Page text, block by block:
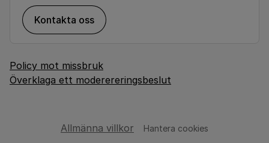
Kontakta oss
Policy mot missbruk
Överklaga ett moderereringsbeslut
Allmänna villkor Hantera cookies